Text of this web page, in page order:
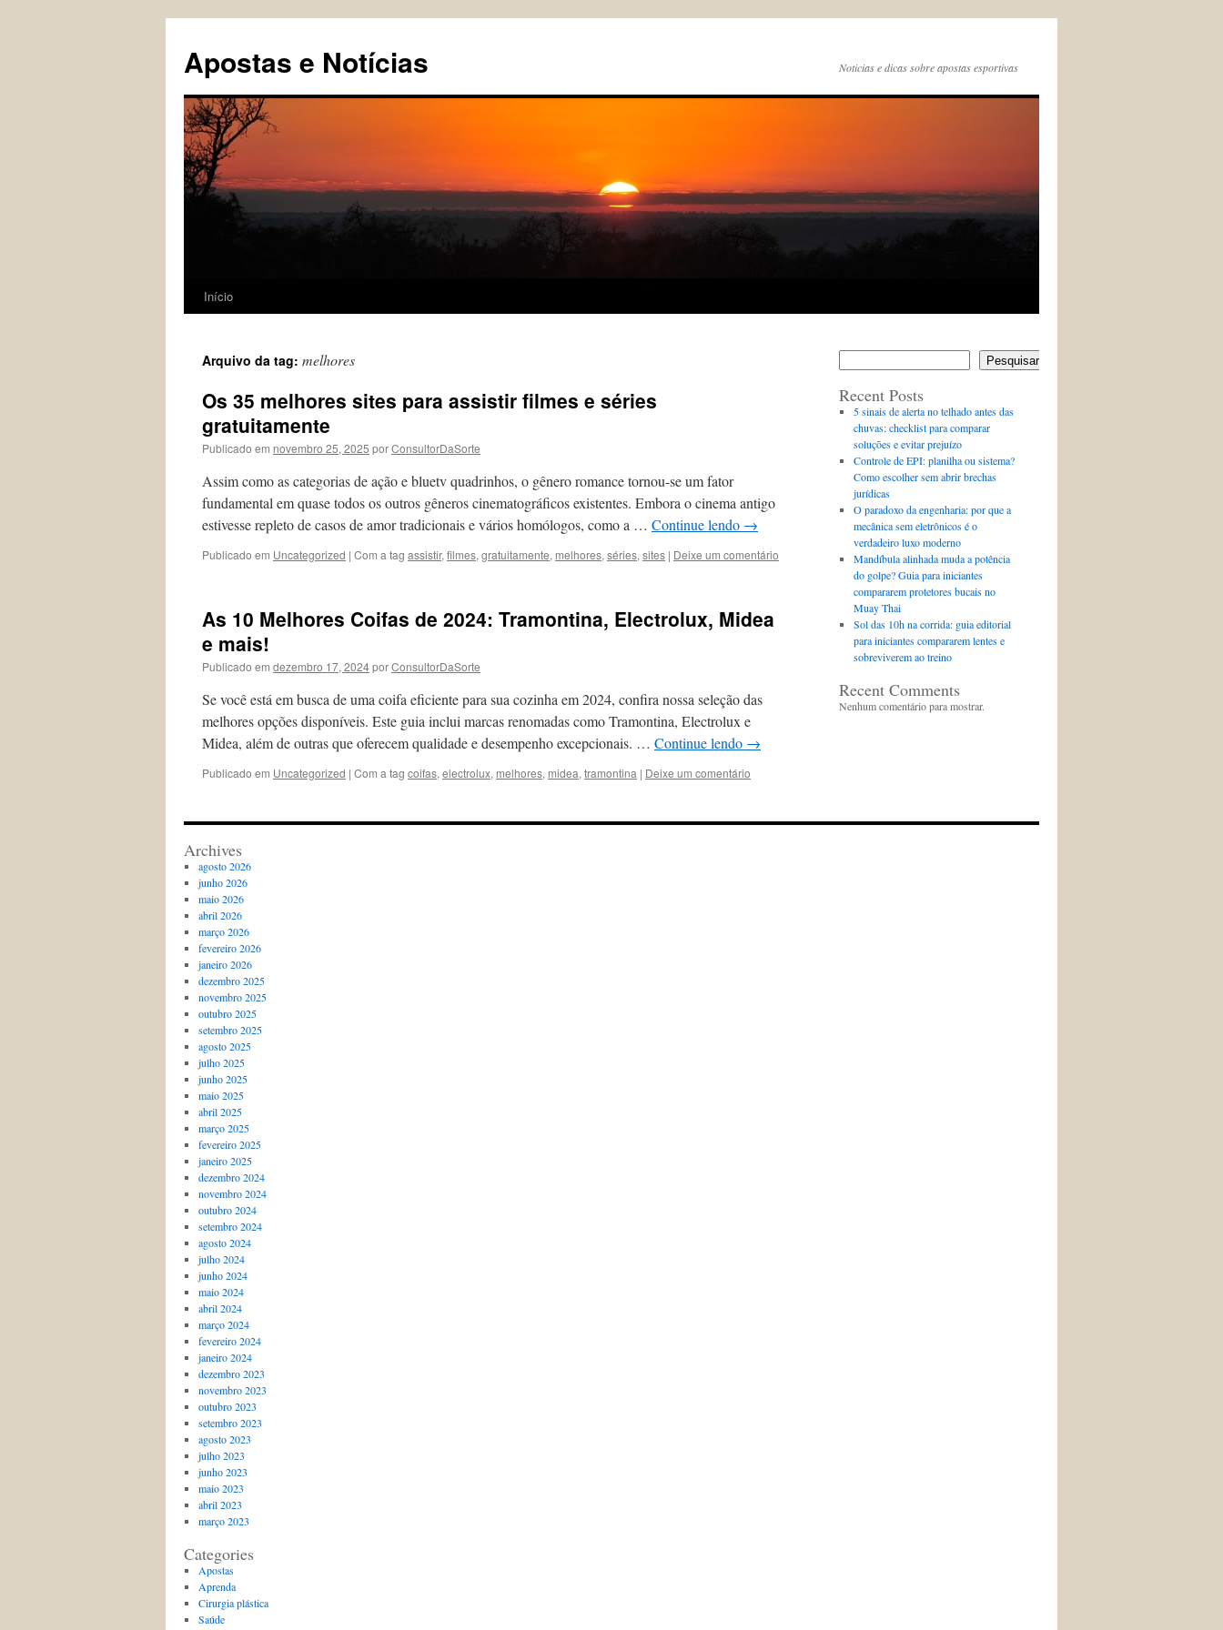
conteúdo
Apostas e Notícias Noticias e dicas sobre apostas esportivas
Início
Arquivo da tag: melhores
Os 35 melhores sites para assistir filmes e séries
gratuitamente
Publicado em novembro 25, 2025 porConsultorDaSorte
Assim como as categorias de ação e bluetv quadrinhos, o gênero romance tornou-se um fator
fundamental em quase todos os outros gêneros cinematográficos existentes. Embora o cinema antigo
estivesse repleto de casos de amor tradicionais e vários homólogos, como a … Continue lendo →
Publicado em Uncategorized | Com a tag assistir, filmes, gratuitamente, melhores, séries, sites | Deixe um comentário
As 10 Melhores Coifas de 2024: Tramontina, Electrolux, Midea
e mais!
Publicado em dezembro 17, 2024porConsultorDaSorte
Se você está em busca de uma coifa eficiente para sua cozinha em 2024, confira nossa seleção das
melhores opções disponíveis. Este guia inclui marcas renomadas como Tramontina, Electrolux e
Midea, além de outras que oferecem qualidade e desempenho excepcionais. … Continue lendo →
Publicado em Uncategorized | Com a tag coifas, electrolux, melhores, midea, tramontina | Deixe um comentário
Pesquisar
Recent Posts
5 sinais de alerta no telhado antes das
chuvas: checklist para comparar
soluções e evitar prejuízo
Controle de EPI: planilha ou sistema?
Como escolher sem abrir brechas
jurídicas
O paradoxo da engenharia: por que a
mecânica sem eletrônicos é o
verdadeiro luxo moderno
Mandíbula alinhada muda a potência
do golpe? Guia para iniciantes
compararem protetores bucais no
Muay Thai
Sol das 10h na corrida: guia editorial
para iniciantes compararem lentes e
sobreviverem ao treino
Recent Comments
Nenhum comentário para mostrar.
Archives
agosto 2026
junho 2026
maio 2026
abril 2026
março 2026
fevereiro 2026
janeiro 2026
dezembro 2025
novembro 2025
outubro 2025
setembro 2025
agosto 2025
julho 2025
junho 2025
maio 2025
abril 2025
março 2025
fevereiro 2025
janeiro 2025
dezembro 2024
novembro 2024
outubro 2024
setembro 2024
agosto 2024
julho 2024
junho 2024
maio 2024
abril 2024
março 2024
fevereiro 2024
janeiro 2024
dezembro 2023
novembro 2023
outubro 2023
setembro 2023
agosto 2023
julho 2023
junho 2023
maio 2023
abril 2023
março 2023
Categories
Apostas
Aprenda
Cirurgia plástica
Saúde